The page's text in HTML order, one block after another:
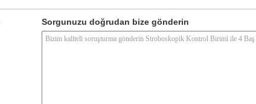
Sorgunuzu doğrudan bize gönderin